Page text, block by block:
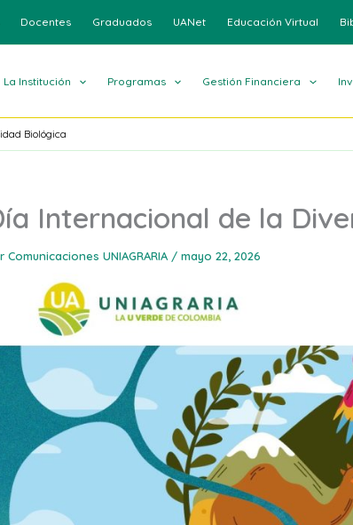
Docentes Graduados UANet Educación Virtual
La Institución Programas Gestión Financiera
Biológica
Internacional de la
Comunicaciones UNIAGRARIA / mayo 22, 2026